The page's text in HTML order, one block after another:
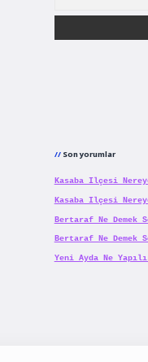
Son yorumlar
Kasaba Ilçesi
Kasaba Ilçesi
Bertaraf Ne Demek
Bertaraf Ne Demek
Yeni Ayda Ne